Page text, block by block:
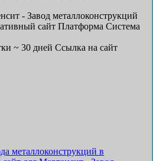
- Завод металлоконструкций
сайт Платформа Система
~ 30 дней Ссылка на сайт